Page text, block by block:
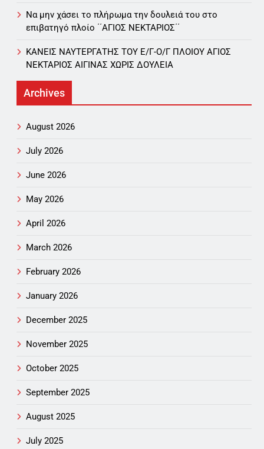
Να μην χάσει το πλήρωμα την δουλειά του στο
επιβατηγό πλοίο ΄΄ΑΓΙΟΣ ΝΕΚΤΑΡΙΟΣ΄΄
ΚΑΝΕΙΣ ΝΑΥΤΕΡΓΑΤΗΣ TOY Ε/Γ-Ο/Γ ΠΛΟΙΟY ΑΓΙΟΣ
ΝΕΚΤΑΡΙΟΣ ΑΙΓΙΝΑΣ ΧΩΡΙΣ ΔΟΥΛΕΙΑ
Archives
August 2026
July 2026
June 2026
May 2026
April 2026
March 2026
February 2026
January 2026
December 2025
November 2025
October 2025
September 2025
August 2025
July 2025